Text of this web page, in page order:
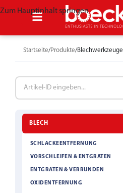
Zum Hauptinhalt springen
Startseite Produkte Blechwerkzeuge
BLECH
SCHLACKEENTFERNUNG
VORSCHLEIFEN & ENTGRATEN
ENTGRATEN & VERRUNDEN
OXIDENTFERNUNG